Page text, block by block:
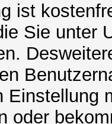
ist
Sie unter
Einstellung
oder